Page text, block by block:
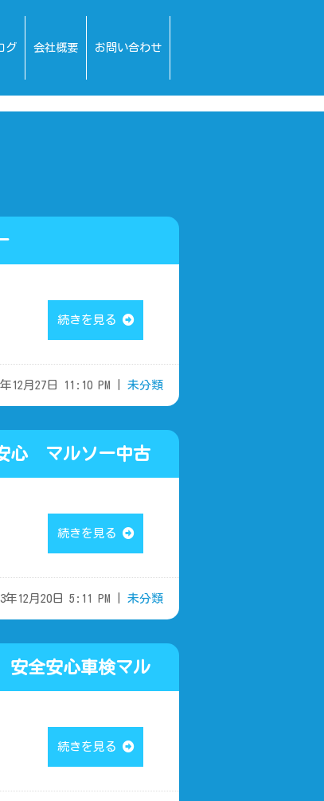
グ 会社概要 お問い合わせ
続きを見る
年12月27日 11:10 PM | 未分類
マルソー中古
続きを見る
年12月20日 5:11 PM | 未分類
安心車検マル
続きを見る